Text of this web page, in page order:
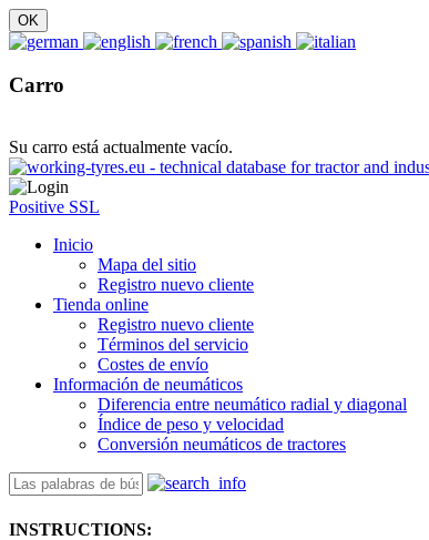
Carro
Su carro está actualmente vacío.
Positive SSL
Inicio
Mapa del sitio
Registro nuevo cliente
Tienda online
Registro nuevo cliente
Términos del servicio
Costes de envío
Información de neumáticos
Diferencia entre neumático radial y diagonal
Índice de peso y velocidad
Conversión neumáticos de tractores
INSTRUCTIONS: